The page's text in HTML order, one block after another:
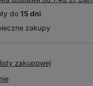
do 15 dni
zakupy
zakupowej